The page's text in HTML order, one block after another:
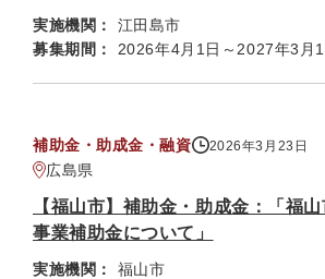
実施機関：
江田島市
募集期間：
2026年4月1日～2027年3月
補助金・助成金・融資 2026年3月23日
広島県
【福山市】補助金・助成金：「福
事業補助金について」
実施機関：
福山市